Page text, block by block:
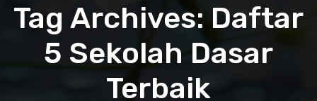
Tag Archives: Daftar
5 Sekolah Dasar
Terbaik